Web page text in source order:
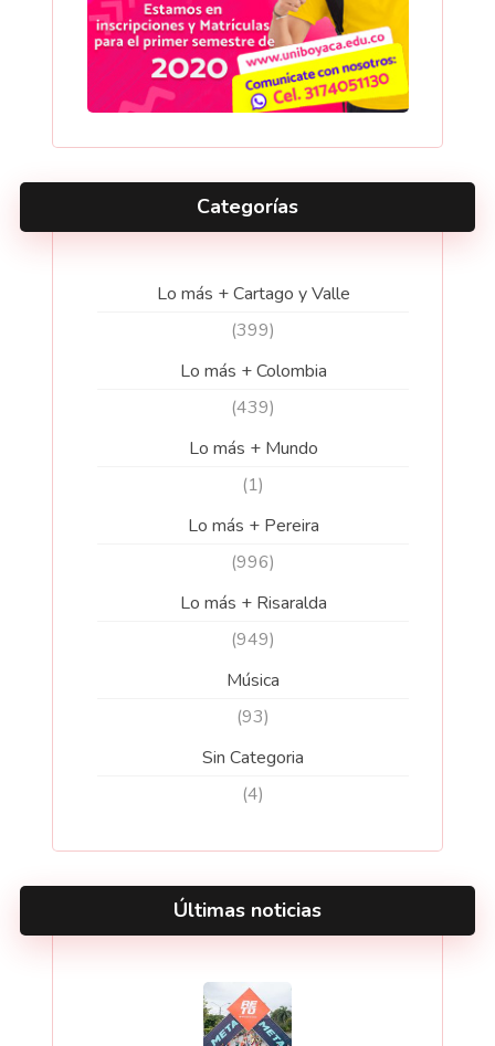
Categorías
Lo más + Cartago y Valle
(399)
Lo más + Colombia
(439)
Lo más + Mundo
(1)
Lo más + Pereira
(996)
Lo más + Risaralda
(949)
Música
(93)
Sin Categoria
(4)
Últimas noticias